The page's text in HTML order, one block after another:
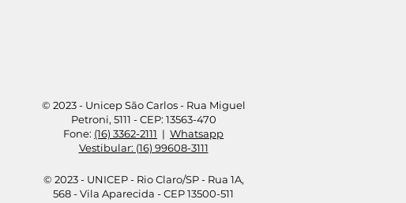
© 2023 - Unicep São Carlos - Rua Miguel
Petroni, 5111 - CEP: 13563-470
Fone: (16) 3362-2111 | Whatsapp
Vestibular: (16) 99608-3111
© 2023 - UNICEP - Rio Claro/SP - Rua 1A,
568 - Vila Aparecida - CEP 13500-511